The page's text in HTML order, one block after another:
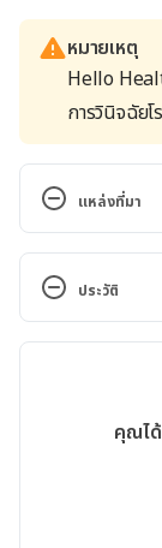
หมายเหตุ
Hello
การวินิจฉัย
แหล่งที่มา
Alpha
http://
Alpha
https://
ingredients/
ประวัติ
เขียนโดย ที
ตรวจสอบ
คุณไ